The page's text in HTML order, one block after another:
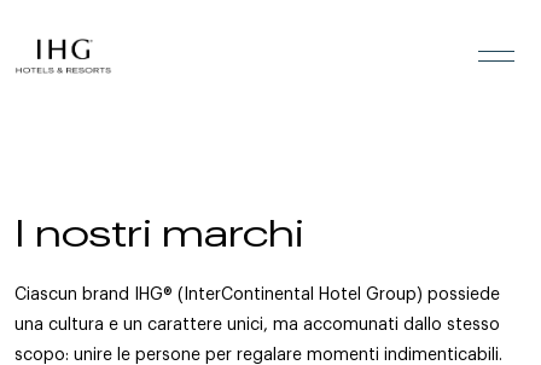
I nostri marchi
Ciascun brand IHG® (InterContinental Hotel Group) possiede
una cultura e un carattere unici, ma accomunati dallo stesso
scopo: unire le persone per regalare momenti indimenticabili.